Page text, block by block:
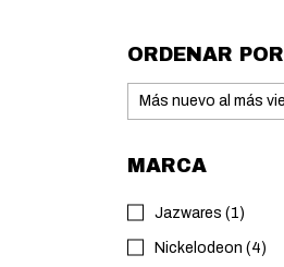
ORDENAR POR
MARCA
Jazwares (1)
Nickelodeon (4)